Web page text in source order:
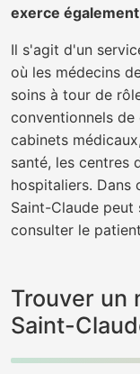
exerce
Il s'agit d'un
où les médecins
soins à tour de
conventionnels
cabinets
santé, les centres
hospitaliers. Dans
Saint-Claude
consulter le
Trouver un
Saint-